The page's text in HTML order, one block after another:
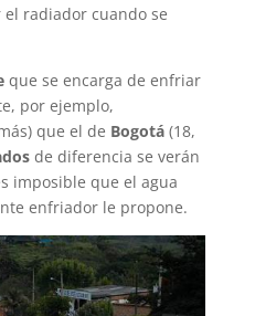
radiador cuando se
que se encarga de enfriar
por ejemplo,
que el de Bogotá (18,
de diferencia se verán
imposible que el agua
enfriador le propone.